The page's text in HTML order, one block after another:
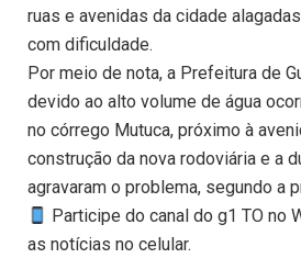
ruas e avenidas da cidade
com dificuldade.
Por meio de nota, a Prefeitura de
devido ao alto volume de água
no córrego Mutuca, próximo à
construção da nova rodoviária e a
agravaram o problema, segundo a
Participe do canal do g1 TO no
as notícias no celular.